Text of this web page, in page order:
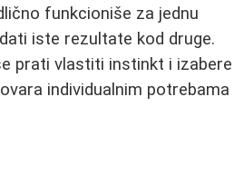
funkcioniše za jednu
iste rezultate kod druge.
prati vlastiti instinkt i izabere
individualnim potrebama